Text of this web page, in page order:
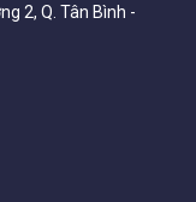
2, Q. Tân Bình -